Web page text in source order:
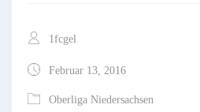
1fcgel
Februar 13, 2016
Oberliga Niedersachsen